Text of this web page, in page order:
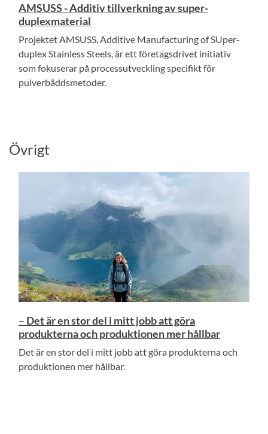
AMSUSS - Additiv tillverkning av super-
duplexmaterial
Projektet AMSUSS, Additive Manufacturing of SUper-
duplex Stainless Steels, är ett företagsdrivet initiativ
som fokuserar på processutveckling specifikt för
pulverbäddsmetoder.
Övrigt
– Det är en stor del i mitt jobb att göra
produkterna och produktionen mer hållbar
Det är en stor del i mitt jobb att göra produkterna och
produktionen mer hållbar.